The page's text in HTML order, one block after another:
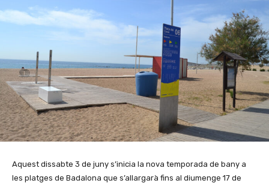
Aquest dissabte 3 de juny s’inicia la nova temporada de bany a
les platges de Badalona que s’allargarà fins al diumenge 17 de